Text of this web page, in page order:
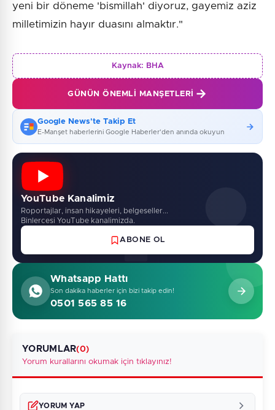
yeni bir döneme 'bismillah' diyoruz, gayemiz aziz
milletimizin hayır duasını almaktır."
Kaynak: BHA
GÜNÜN ÖNEMLI MANŞETLERI
Google News'te Takip Et
E-Manşet haberlerini Google Haberler'den anında okuyun
YouTube Kanalimiz
Roportajlar, insan hikayeleri, belgeseller...
Binlercesi YouTube kanalimizda.
ABONE OL
Whatsapp Hattı
Son dakika haberler için bizi takip edin!
0501 565 85 16
YORUMLAR(0)
Yorum kurallarını okumak için tıklayınız!
YORUM YAP